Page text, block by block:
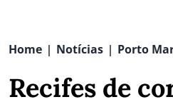
Home | Notícias | Porto
Recifes de